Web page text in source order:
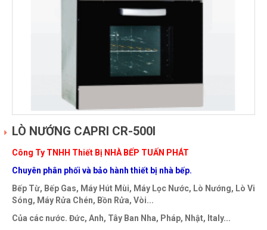
LÒ NƯỚNG CAPRI CR-500I
Công Ty TNHH Thiết Bị NHÀ BẾP TUẤN PHÁT
Chuyên phân phối và bảo hành thiết bị nhà bếp.
Bếp Từ, Bếp Gas, Máy Hút Mùi, Máy Lọc Nước, Lò Nướng, Lò Vi
Sóng, Máy Rửa Chén, Bồn Rửa, Vòi...
Của các nước. Đức, Anh, Tây Ban Nha, Pháp, Nhật, Italy...